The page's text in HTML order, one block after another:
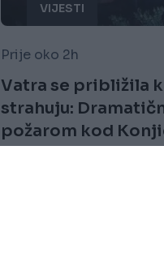
VIJESTI
Prije oko 2h
Vatra se približila
strahuju:
požarom kod